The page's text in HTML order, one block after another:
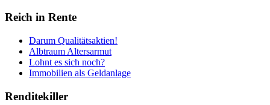
Reich in Rente
Darum Qualitätsaktien!
Albtraum Altersarmut
Lohnt es sich noch?
Immobilien als Geldanlage
Renditekiller